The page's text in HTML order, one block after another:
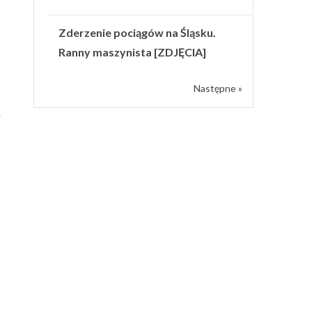
Zderzenie pociągów na Śląsku.
Ranny maszynista [ZDJĘCIA]
Następne »